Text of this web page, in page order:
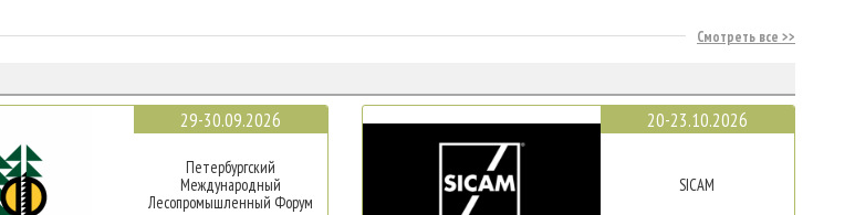
Смотреть все
29-30.09.2026
Петербургский
Международный
Лесопромышленный Форум
20-23.10.2026
SICAM